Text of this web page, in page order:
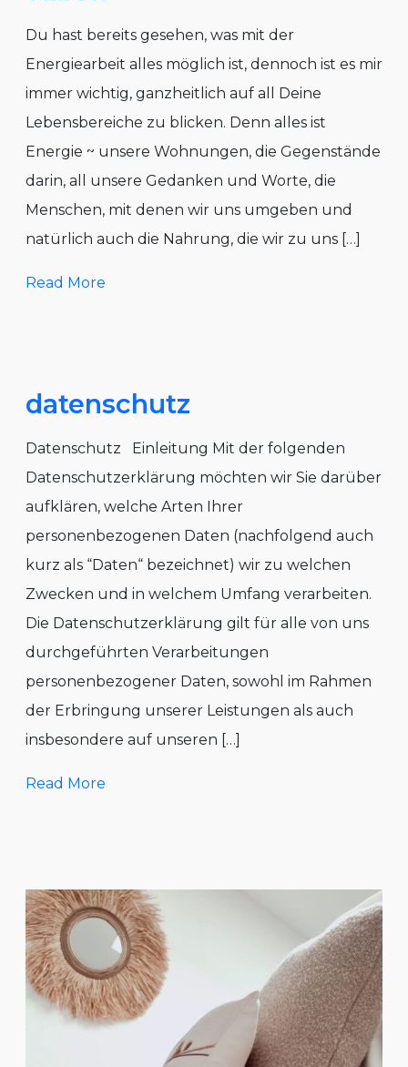
Du hast bereits gesehen, was mit der
Energiearbeit alles möglich ist, dennoch ist es mir
immer wichtig, ganzheitlich auf all Deine
Lebensbereiche zu blicken. Denn alles ist
Energie ~ unsere Wohnungen, die Gegenstände
darin, all unsere Gedanken und Worte, die
Menschen, mit denen wir uns umgeben und
natürlich auch die Nahrung, die wir zu uns […]
Read More
datenschutz
Datenschutz Einleitung Mit der folgenden
Datenschutzerklärung möchten wir Sie darüber
aufklären, welche Arten Ihrer
personenbezogenen Daten (nachfolgend auch
kurz als “Daten“ bezeichnet) wir zu welchen
Zwecken und in welchem Umfang verarbeiten.
Die Datenschutzerklärung gilt für alle von uns
durchgeführten Verarbeitungen
personenbezogener Daten, sowohl im Rahmen
der Erbringung unserer Leistungen als auch
insbesondere auf unseren […]
Read More